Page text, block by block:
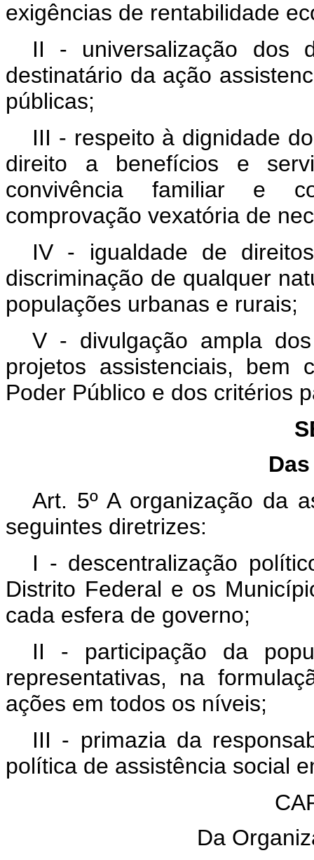
exigências de rentabilidade
II - universalização dos
destinatário da ação
públicas;
III - respeito à dignidade
direito a benefícios e
convivência familiar e
comprovação vexatória de
IV - igualdade de
discriminação de qualquer
populações urbanas e rurais;
V - divulgação ampla
projetos assistenciais, bem
Poder Público e dos critérios
Art. 5º A organização da
seguintes diretrizes:
I - descentralização
Distrito Federal e os
cada esfera de governo;
II - participação da
representativas, na
ações em todos os níveis;
III - primazia da
política de assistência social
Da